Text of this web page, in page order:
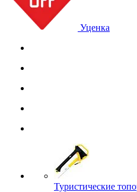
Уценка
Туристические